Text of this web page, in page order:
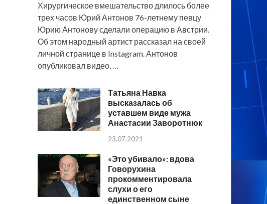
Хирургическое вмешательство длилось более
трех часов Юрий Антонов 76-летнему певцу
Юрию Антонову сделали операцию в Австрии.
Об этом народный артист рассказал на своей
личной странице в Instagram. Антонов
опубликовал видео, …
Татьяна Навка
высказалась об
уставшем виде мужа
Анастасии Заворотнюк
23.07.2021
«Это убивало»: вдова
Говорухина
прокомментировала
слухи о его
единственном сыне